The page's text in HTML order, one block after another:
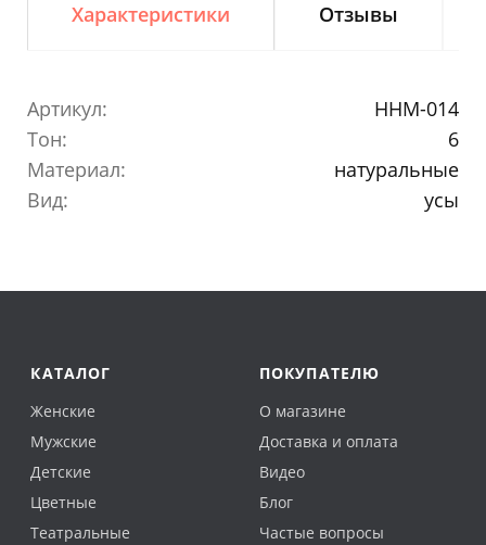
Характеристики Отзывы
Артикул:
HHM-014
Тон:
6
Материал:
натуральные
Вид:
усы
КАТАЛОГ
Женские
Мужские
Детские
Цветные
Театральные
ПОКУПАТЕЛЮ
О магазине
Доставка и оплата
Видео
Блог
Частые вопросы